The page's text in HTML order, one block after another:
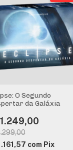
O Segundo
da Galáxia
com Pix